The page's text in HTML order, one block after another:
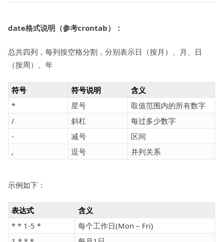
date格式说明（参考crontab）：
总共四列，每列按空格分割，分别表示日（按月）、月、日
（按周）、年
符号 符号说明
含义
*
星号
取值范围内的所有数字
/
斜杠
每过多少数字
-
减号
区间
,
逗号 并列关系
示例如下：
表达式
含义
* * 1-5 *
每个工作日(Mon – Fri)